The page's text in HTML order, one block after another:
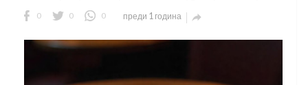
0 0 0 преди 1 година 